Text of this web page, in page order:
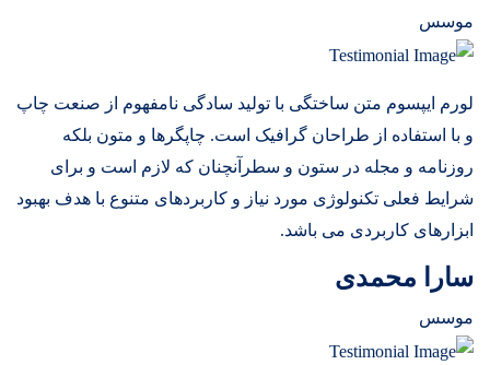
موسس
لورم ایپسوم متن ساختگی با تولید سادگی نامفهوم از صنعت چاپ
و با استفاده از طراحان گرافیک است. چاپگرها و متون بلکه
روزنامه و مجله در ستون و سطرآنچنان که لازم است و برای
شرایط فعلی تکنولوژی مورد نیاز و کاربردهای متنوع با هدف بهبود
ابزارهای کاربردی می باشد.
سارا محمدی
موسس